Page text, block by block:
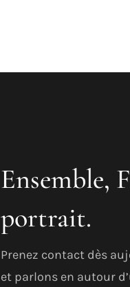
Ensemble,
portrait.
Prenez contact dès
et parlons en autour